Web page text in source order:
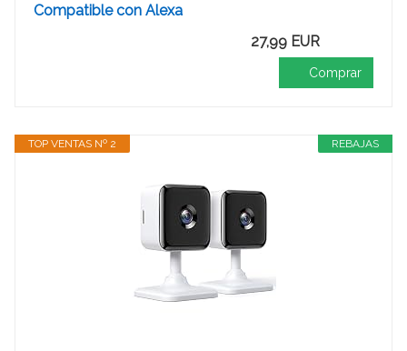
Compatible con Alexa
27,99 EUR
Comprar
REBAJAS
TOP VENTAS Nº 2